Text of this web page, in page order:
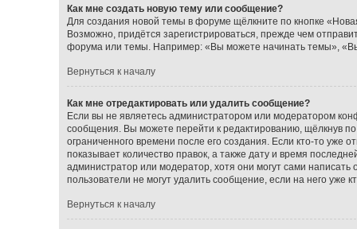
Как мне создать новую тему или сообщение?
Для создания новой темы в форуме щёлкните по кнопке
Возможно, придётся зарегистрироваться, прежде чем
форума или темы. Например: «Вы можете начинать темы»,
Вернуться к началу
Как мне отредактировать или удалить сообщение?
Если вы не являетесь администратором или модератором
сообщения. Вы можете перейти к редактированию, щёлкнув
ограниченного времени после его создания. Если кто-то уже
показывает количество правок, а также дату и время
администратор или модератор, хотя они могут сами
пользователи не могут удалить сообщение, если на него уже
Вернуться к началу